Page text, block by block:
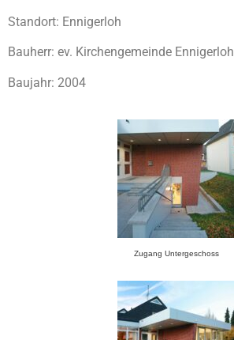
Standort: Ennigerloh
Bauherr: ev. Kirchengemeinde Ennigerloh
Baujahr: 2004
Zugang Untergeschoss